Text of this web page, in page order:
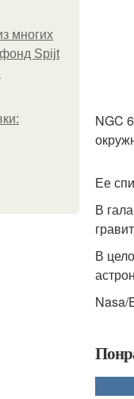
многих
Spijt
NGC
Ее
В
В
Nasa/